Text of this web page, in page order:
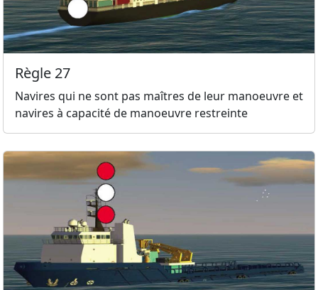
Règle 27
Navires qui ne sont pas maîtres de leur manoeuvre et
navires à capacité de manoeuvre restreinte